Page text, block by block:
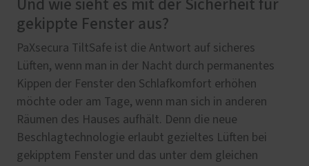
Und wie sieht es mit der Sicherheit für
gekippte Fenster aus?
PaXsecura TiltSafe ist die Antwort auf sicheres
Lüften, wenn man in der Nacht durch permanentes
Kippen der Fenster den Schlafkomfort erhöhen
möchte oder am Tage, wenn man sich in anderen
Räumen des Hauses aufhält. Denn die neue
Beschlagtechnologie erlaubt gezieltes Lüften bei
gekipptem Fenster und das unter dem gleichen